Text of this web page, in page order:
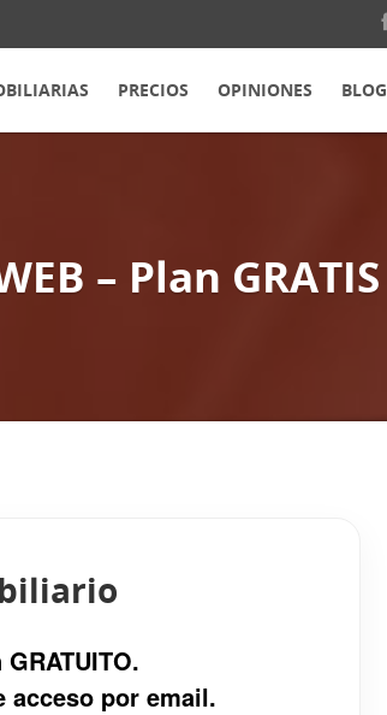
PRECIOS OPINIONES BLOG
– Plan GRATIS
acceso por email.